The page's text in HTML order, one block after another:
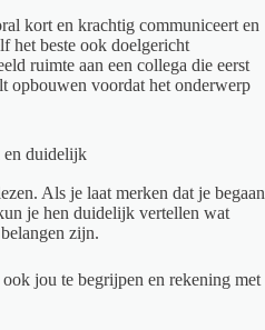
kort en krachtig communiceert en
het beste ook doelgericht
ruimte aan een collega die eerst
opbouwen voordat het onderwerp
en duidelijk
Als je laat merken dat je begaan
je hen duidelijk vertellen wat
zijn.
jou te begrijpen en rekening met